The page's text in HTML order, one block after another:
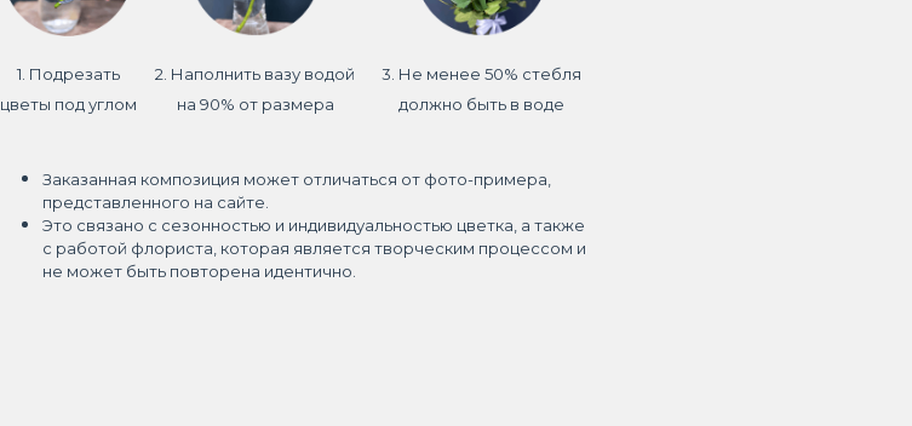
1. Подрезать
цветы под углом
2. Наполнить вазу водой
на 90% от размера
3. Не менее 50% стебля
должно быть в воде
Заказанная композиция может отличаться от фото-примера,
представленного на сайте.
Это связано с сезонностью и индивидуальностью цветка, а также
с работой флориста, которая является творческим процессом и
не может быть повторена идентично.